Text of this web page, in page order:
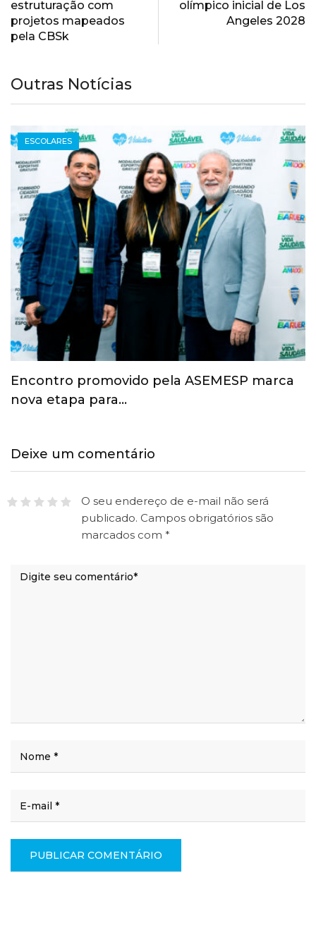
estruturação com
projetos mapeados
pela CBSk
olímpico inicial de Los
Angeles 2028
Outras Notícias
ESCOLARES
Esporte ganha espaço na agenda
econômica e mobiliza…
Deixe um comentário
O seu endereço de e-mail não será
publicado. Campos obrigatórios são
marcados com *